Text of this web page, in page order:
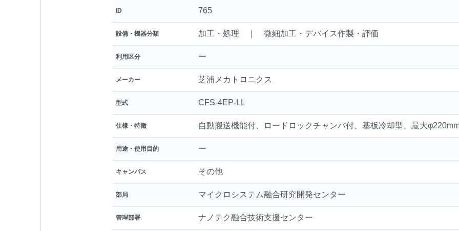
ID 765
設備・機器分類 加工・処理 ｜ 微細加工・デバイス作製・評価
利用区分 ー
メーカー 芝浦メカトロニクス
型式 CFS-4EP-LL
仕様・特徴 自動搬送機能付、ロードロックチャンバ付、基板冷却型、最大
用途・使用目的 ー
キャンパス その他
部局 マイクロシステム融合研究開発センター
管理部署 ナノテク融合技術支援センター